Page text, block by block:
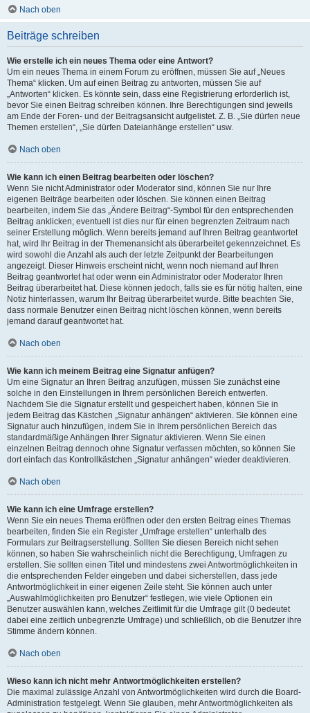
Nach oben
Beiträge schreiben
Wie erstelle ich ein neues Thema oder eine Antwort?
Um ein neues Thema in einem Forum zu eröffnen, müssen Sie auf „Neues
Thema“ klicken. Um auf einen Beitrag zu antworten, müssen Sie auf
„Antworten“ klicken. Es könnte sein, dass eine Registrierung erforderlich ist,
bevor Sie einen Beitrag schreiben können. Ihre Berechtigungen sind jeweils
am Ende der Foren- und der Beitragsansicht aufgelistet. Z. B. „Sie dürfen neue
Themen erstellen“, „Sie dürfen Dateianhänge erstellen“ usw.
Nach oben
Wie kann ich einen Beitrag bearbeiten oder löschen?
Wenn Sie nicht Administrator oder Moderator sind, können Sie nur Ihre
eigenen Beiträge bearbeiten oder löschen. Sie können einen Beitrag
bearbeiten, indem Sie das „Ändere Beitrag“-Symbol für den entsprechenden
Beitrag anklicken; eventuell ist dies nur für einen begrenzten Zeitraum nach
seiner Erstellung möglich. Wenn bereits jemand auf Ihren Beitrag geantwortet
hat, wird Ihr Beitrag in der Themenansicht als überarbeitet gekennzeichnet. Es
wird sowohl die Anzahl als auch der letzte Zeitpunkt der Bearbeitungen
angezeigt. Dieser Hinweis erscheint nicht, wenn noch niemand auf Ihren
Beitrag geantwortet hat oder wenn ein Administrator oder Moderator Ihren
Beitrag überarbeitet hat. Diese können jedoch, falls sie es für nötig halten, eine
Notiz hinterlassen, warum Ihr Beitrag überarbeitet wurde. Bitte beachten Sie,
dass normale Benutzer einen Beitrag nicht löschen können, wenn bereits
jemand darauf geantwortet hat.
Nach oben
Wie kann ich meinem Beitrag eine Signatur anfügen?
Um eine Signatur an Ihren Beitrag anzufügen, müssen Sie zunächst eine
solche in den Einstellungen in Ihrem persönlichen Bereich entwerfen.
Nachdem Sie die Signatur erstellt und gespeichert haben, können Sie in
jedem Beitrag das Kästchen „Signatur anhängen“ aktivieren. Sie können eine
Signatur auch hinzufügen, indem Sie in Ihrem persönlichen Bereich das
standardmäßige Anhängen Ihrer Signatur aktivieren. Wenn Sie einen
einzelnen Beitrag dennoch ohne Signatur verfassen möchten, so können Sie
dort einfach das Kontrollkästchen „Signatur anhängen“ wieder deaktivieren.
Nach oben
Wie kann ich eine Umfrage erstellen?
Wenn Sie ein neues Thema eröffnen oder den ersten Beitrag eines Themas
bearbeiten, finden Sie ein Register „Umfrage erstellen“ unterhalb des
Formulars zur Beitragserstellung. Sollten Sie diesen Bereich nicht sehen
können, so haben Sie wahrscheinlich nicht die Berechtigung, Umfragen zu
erstellen. Sie sollten einen Titel und mindestens zwei Antwortmöglichkeiten in
die entsprechenden Felder eingeben und dabei sicherstellen, dass jede
Antwortmöglichkeit in einer eigenen Zeile steht. Sie können auch unter
„Auswahlmöglichkeiten pro Benutzer“ festlegen, wie viele Optionen ein
Benutzer auswählen kann, welches Zeitlimit für die Umfrage gilt (0 bedeutet
dabei eine zeitlich unbegrenzte Umfrage) und schließlich, ob die Benutzer ihre
Stimme ändern können.
Nach oben
Wieso kann ich nicht mehr Antwortmöglichkeiten erstellen?
Die maximal zulässige Anzahl von Antwortmöglichkeiten wird durch die Board-
Administration festgelegt. Wenn Sie glauben, mehr Antwortmöglichkeiten als